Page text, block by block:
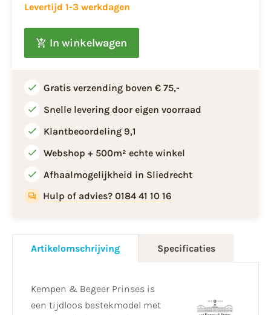
Levertijd 1-3 werkdagen
In winkelwagen
Gratis verzending boven € 75,-
Snelle levering door eigen voorraad
Klantbeoordeling 9,1
Webshop + 500m² echte winkel
Afhaalmogelijkheid in Sliedrecht
Hulp of advies? 0184 41 10 16
Artikelomschrijving Specificaties
Kempen & Begeer Prinses is
een tijdloos bestekmodel met